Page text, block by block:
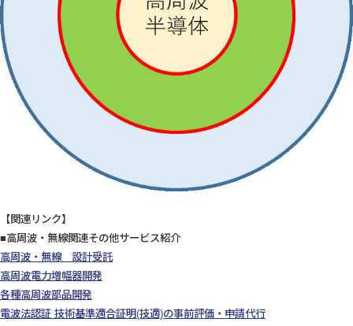
【関連リンク】
■高周波・無線関連その他サービス紹介
高周波・無線 設計受託
高周波電力増幅器開発
各種高周波部品開発
電波法認証 技術基準適合証明(技適)の事前評価・申請代行